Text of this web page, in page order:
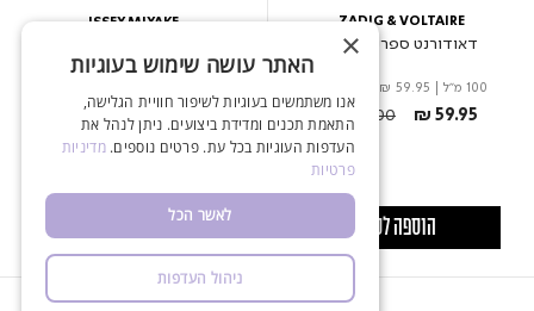
ZADIG & VOLTAIRE
דאודורנט ספריי לאישה
100 מ"ל ₪ 59.95
₪ 59.95
Price reduced from
₪ 109.00to
הוספה לסל
ISSEY MIYAKE
₪ 111.30
Price reduced from
₪ 159.00to
NEW
-20%
× האתר עושה שימוש בעוגיות
אנו משתמשים בעוגיות לשיפור חוויית הגלישה,
התאמת תכנים ומדידת ביצועים. ניתן לנהל את
העדפות העוגיות בכל עת. פרטים נוספים.מדיניות
פרטיות
לאשר הכל
ניהול העדפות